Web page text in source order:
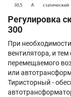
Регулировка
300
При
вентилятора, и
перемещаемого
или
Тиристорный -